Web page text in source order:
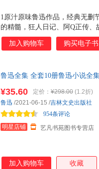
1原汁原味鲁迅作品，经典无删
的精髓，狂人日记、阿Q正传
装，精美烫黑工艺；版式疏朗
合阅读！ 3原汁原味鲁迅作品
掘国民劣根性，以笔代矛，以
有人类共同的性格，给全世界
法捷耶夫
加入购物车 购买电子书
鲁迅全集 全套10册鲁迅小说全
¥35.60 定价： ¥298.00 (1.2折)
明星店铺 艺凡书苑图书专营店
954条评论
鲁迅 /2021-06-15 /吉林文史出版社
加入购物车 收藏